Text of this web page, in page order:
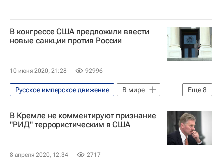
В конгрессе США предложили ввести
новые санкции против России
10 июня 2020, 21:28 92996
Еще8
Русское имперское движение
В мире
США
Иран
Хезболла
Европа
Владимир Евтушенков
Виктор Медведчук
Линдси Грэм*
В Кремле не комментируют признание
"РИД" террористическим в США
8 апреля 2020, 12:34 2717